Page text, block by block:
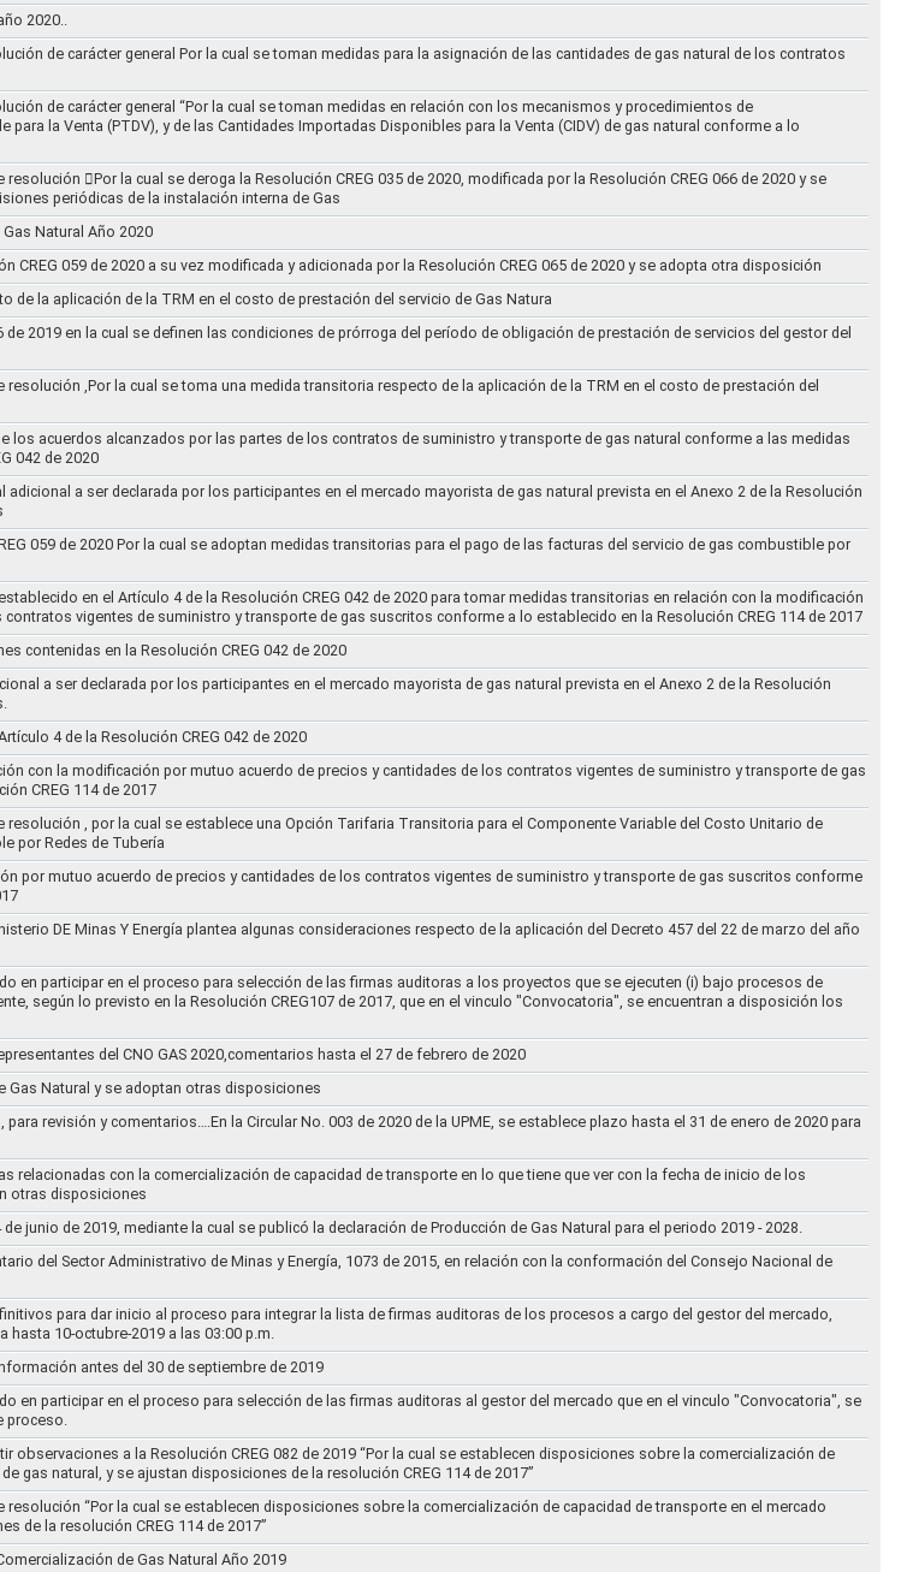
2020..
de carácter general Por la cual se toman medidas para la asignación de las cantidades de gas natural de los contratos
de carácter general “Por la cual se toman medidas en relación con los mecanismos y procedimientos de
la Venta (PTDV), y de las Cantidades Importadas Disponibles para la Venta (CIDV) de gas natural conforme a lo
􀂴Por la cual se deroga la Resolución CREG 035 de 2020, modificada por la Resolución CREG 066 de 2020 y se
periódicas de la instalación interna de Gas
Natural Año 2020
CREG 059 de 2020 a su vez modificada y adicionada por la Resolución CREG 065 de 2020 y se adopta otra disposición
de la aplicación de la TRM en el costo de prestación del servicio de Gas Natura
de 2019 en la cual se definen las condiciones de prórroga del período de obligación de prestación de servicios del gestor del
,Por la cual se toma una medida transitoria respecto de la aplicación de la TRM en el costo de prestación del
los acuerdos alcanzados por las partes de los contratos de suministro y transporte de gas natural conforme a las medidas
042 de 2020
a ser declarada por los participantes en el mercado mayorista de gas natural prevista en el Anexo 2 de la Resolución
059 de 2020 Por la cual se adoptan medidas transitorias para el pago de las facturas del servicio de gas combustible por
en el Artículo 4 de la Resolución CREG 042 de 2020 para tomar medidas transitorias en relación con la modificación
vigentes de suministro y transporte de gas suscritos conforme a lo establecido en la Resolución CREG 114 de 2017
contenidas en la Resolución CREG 042 de 2020
a ser declarada por los participantes en el mercado mayorista de gas natural prevista en el Anexo 2 de la Resolución
4 de la Resolución CREG 042 de 2020
con la modificación por mutuo acuerdo de precios y cantidades de los contratos vigentes de suministro y transporte de gas
CREG 114 de 2017
resolución , por la cual se establece una Opción Tarifaria Transitoria para el Componente Variable del Costo Unitario de
por Redes de Tubería
por mutuo acuerdo de precios y cantidades de los contratos vigentes de suministro y transporte de gas suscritos conforme
DE Minas Y Energía plantea algunas consideraciones respecto de la aplicación del Decreto 457 del 22 de marzo del año
en participar en el proceso para selección de las firmas auditoras a los proyectos que se ejecuten (i) bajo procesos de
según lo previsto en la Resolución CREG107 de 2017, que en el vinculo "Convocatoria", se encuentran a disposición los
del CNO GAS 2020,comentarios hasta el 27 de febrero de 2020
Gas Natural y se adoptan otras disposiciones
revisión y comentarios….En la Circular No. 003 de 2020 de la UPME, se establece plazo hasta el 31 de enero de 2020 para
relacionadas con la comercialización de capacidad de transporte en lo que tiene que ver con la fecha de inicio de los
otras disposiciones
junio de 2019, mediante la cual se publicó la declaración de Producción de Gas Natural para el periodo 2019 - 2028.
del Sector Administrativo de Minas y Energía, 1073 de 2015, en relación con la conformación del Consejo Nacional de
para dar inicio al proceso para integrar la lista de firmas auditoras de los procesos a cargo del gestor del mercado,
hasta 10-octubre-2019 a las 03:00 p.m.
antes del 30 de septiembre de 2019
en participar en el proceso para selección de las firmas auditoras al gestor del mercado que en el vinculo "Convocatoria", se
proceso.
observaciones a la Resolución CREG 082 de 2019 “Por la cual se establecen disposiciones sobre la comercialización de
gas natural, y se ajustan disposiciones de la resolución CREG 114 de 2017”
resolución “Por la cual se establecen disposiciones sobre la comercialización de capacidad de transporte en el mercado
de la resolución CREG 114 de 2017”
de Gas Natural Año 2019